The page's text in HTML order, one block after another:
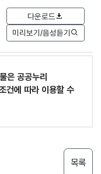
다운로드
미리보기/음성듣기
은 공공누리
건에 따라 이용할 수
목록